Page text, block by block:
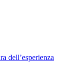
dell’esperienza